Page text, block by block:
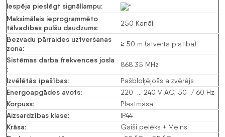
Iespēja pieslēgt signāllampu:
Maksimālais ieprogrammēto
tālvadības pulšu daudzums: 250 Kanāli
Bezvadu pārraides uztveršanas
zona: ≥ 50 m (atvērtā platībā)
Sistēmas darba frekvences josla
:
868.35 MHz
Izvēlētās īpašības: Pašbloķējošs aizvērējs
Energoapgādes avots: 220 … 240 V AC , 50 / 60 Hz
Korpuss: Plastmasa
Aizsardzības klase: IP44
Krāsa: Gaiši pelēks + Melns